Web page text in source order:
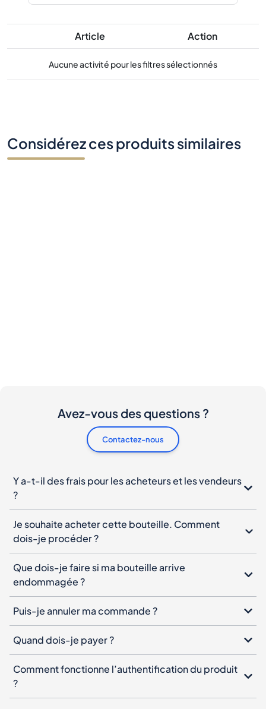
Article Action
Aucune activité pour les filtres sélectionnés
Considérez ces produits similaires
Avez-vous des questions ?
Contactez-nous
Y a-t-il des frais pour les acheteurs et les vendeurs
?
Je souhaite acheter cette bouteille. Comment
dois-je procéder ?
Que dois-je faire si ma bouteille arrive
endommagée ?
Puis-je annuler ma commande ?
Quand dois-je payer ?
Comment fonctionne l’authentification du produit
?